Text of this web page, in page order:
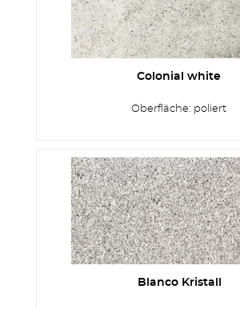
Colonial white
Oberfläche: poliert
Blanco Kristall